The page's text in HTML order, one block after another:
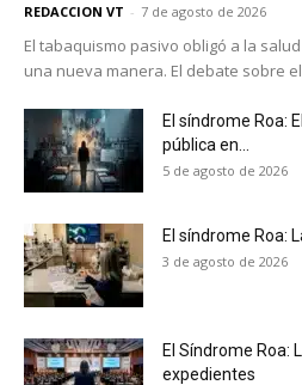
REDACCION VT - 7 de agosto de 2026
El tabaquismo pasivo obligó a la
una nueva manera. El debate sobre
El síndrome Roa:
pública en...
5 de agosto de 2026
El síndrome Roa:
3 de agosto de 2026
El Síndrome Roa:
expedientes